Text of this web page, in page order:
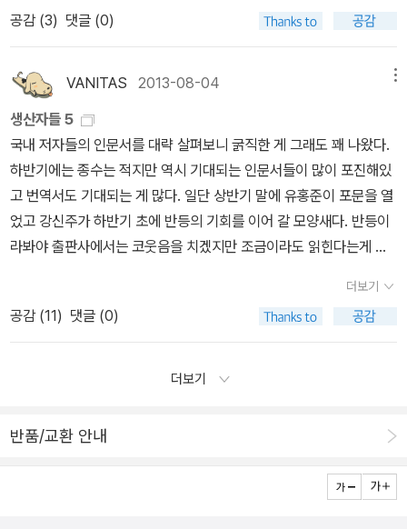
지 3층석탑2. 산은 강을 넘지 못하고, 초판 아우라지에서 정선읍내로
지 않는 것과의 대화, 초판 앞장 서산 마애불에 보호각이 씌워지기 이
전. 뒷장 도산서원 가는 길에서 본 낙동강, 개정판 구례 지리산 연곡사
사리탑4. 평양의 날은 개었습니다. 평양 대동문5. 다시 금강을 예찬
하다. 금강산 구룡폭포6. 인생도처유상수. 합천 영암사터 쌍사자석등
7. 돌하르방 어디 감수광. 제주 관덕정 돌하르방, 배경은 용눈이 오름
8. 강물은 그렇게 흘러가는데. 단양 영춘 온달산성 성벽9. 만천명월
주인옹은 말한다. 눈덮인 종묘10. 유주학선 무주학불. 한양도성산사
의상인 기모노 문양, 도자기는 이도 다완, 이마리야키, 가키에몬, 에가
라쓰, 사쓰마야키2. 아스카, 나라. 아스카 들판에 백제꽃이 피었습니
장 운중공양보살상, 뒷 표지하단 봉황당의 상징 봉황조각4. 교토의
방장 건물의 남쪽 정원, 석정5. 교토의 정원과 다도. 일본미의 해답을
황 명사산 월아천 전경2. 막고굴과 실크로드의 관문. 돈황 막고굴 제
으로도 건강 잘 지키시면서 문화 와 역사에 관한 이야기 들려주시길
간절히 바래봅니다 ㅎㅎ
나 사 놓고 안 읽을 게 뻔하지만 ㅋㅋ내 책장을 장식하고 있는 55권
화유산답사기 일본편 4,3,2,1 > 즐겨 듣는 창비 책다방 팟캐스트
에 요즘 계속 이 책 광고가 나오는데 ㅠㅠㅠㅠ 들을 때마다 아악!!! 사
고 싶다고 ㅋㅋㅋㅋ 절규를 하게 된다. 어떤 날은 까짓것 인생 뭐 있
나? 4권 다 확 질러버릴까??? ㅋㅋ 싶은 날도 있지만 ㅋㅋㅋ 사람
욕심이 끝도 없는 게 ㅋㅋㅋ 우리 집엔 아직 <나의 문화 유산 답사기
한국편도> 1권 한 권 밖에 없어서 ㅋㅋㅋㅋ (2권 3권? 거의 4권 까
지는 읽었던 기억 비스름한 게 있는데? 빌려서 읽었었나? 집안 어딘
ㅋㅋㅋ 일본을 알던가 해야 하지 않겠냐며? ㅋㅋ <나의 문화 유산
답사기 한국편- 전 7권>이 또 욕심이 나고 ㅠㅠㅠㅠㅠㅠㅠㅠ 4.
야지 해야지 해놓고 못 사고 있고 ㅠㅠ <창문 넘어 도망친 100세 노
인>을 사려니까 또 그 뒤를 잇는 <셈을 할 줄 아는 까막눈이 여자>까
지 제대로 갖춰서 읽고 싶고 ㅋㅋㅋㅋㅋㅋㅋㅋㅋㅋㅋㅋㅋㅋㅋㅋ
공감 (3) 댓글 (0)
VANITAS 2013-08-04
생산자들 5
국내 저자들의 인문서를 대략 살펴보니 굵직한 게 그래도 꽤 나왔다.
하반기에는 종수는 적지만 역시 기대되는 인문서들이 많이 포진해있
고 번역서도 기대되는 게 많다. 일단 상반기 말에 유홍준이 포문을 열
었고 강신주가 하반기 초에 반등의 기회를 이어 갈 모양새다. 반등이
라봐야 출판사에서는 코웃음을 치겠지만 조금이라도 읽힌다는게 어
응이 꽤 괜찮은 듯 보인다. 믿고보는 유홍준의 책이기에 더욱 그러하
다. <나의 문화유산 답사기>를 제외하고도 <유홍준의 한국미술사 강
의>나 <유홍준의 국보순례>도 아주 볼 만하다. 특히 저자가 동양미
술을 전공했기 때문에 한국미술사 강의 두 권은 한국미술에 대해 더
출연해 그 이름을 대중적으로 널리 알린 철학자 강신주의 새 책인 <
강신주의 다상담>이 나왔다. 지난 지승호와의 인터뷰집인 <강신주의
맨얼굴의 철학 당당한 인문학>에 이 책의 내용들이 단편적으로 소개
되곤 했다. 그 베일을 벗은 게 <강신주의 다상담>이고 평소 했던 고
더보기
공감 (11) 댓글 (0)
더보기
반품/교환 안내